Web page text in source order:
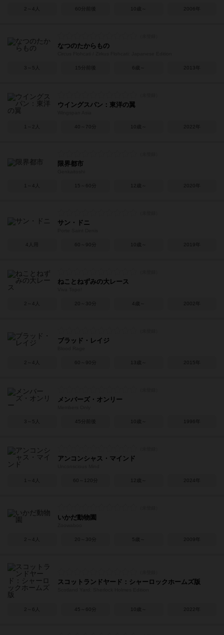
2～4人 60分前後 10歳～ 2006年
なつのたからもの
3～5人 15分前後 6歳～ 2013年
ウイングスパン：東洋の翼
1～2人 40～70分 10歳～ 2022年
限界都市
1～4人 15～60分 12歳～ 2020年
サン・ドニ
4人用 60～90分 10歳～ 2019年
ねことねずみの大レース
2～4人 20～30分 4歳～ 2002年
ブラッド・レイジ
2～4人 60～90分 13歳～ 2015年
メンバーズ・オンリー
3～5人 45分前後 10歳～ 1996年
アンコンシャス・マインド
1～4人 60～120分 12歳～ 2024年
いかだ動物園
2～4人 20～30分 5歳～ 2009年
スコットランドヤード：シャーロックホームズ版
2～6人 45～60分 10歳～ 2022年